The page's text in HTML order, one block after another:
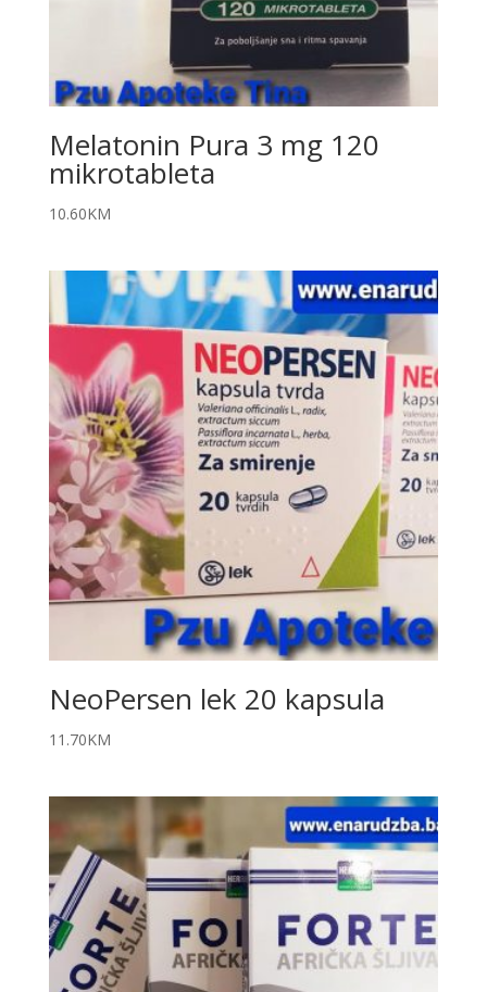
Melatonin Pura 3 mg 120
mikrotableta
10.60KM
NeoPersen lek 20 kapsula
11.70KM